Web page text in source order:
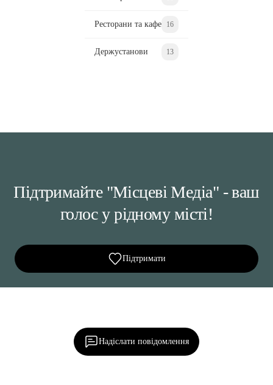
Ресторани та кафе 16
Держустанови 13
Підтримайте "Місцеві Медіа" - ваш
голос у рідному місті!
Підтримати
Надіслати повідомлення